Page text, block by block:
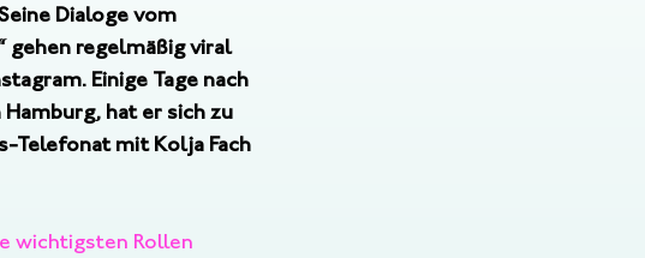
Dialoge vom
gehen regelmäßig viral
Einige Tage nach
hat er sich zu
Telefonat mit Kolja Fach
wichtigsten Rollen